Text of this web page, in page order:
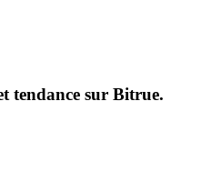
tendance sur Bitrue.